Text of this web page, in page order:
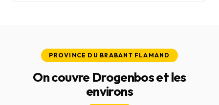
PROVINCE DU BRABANT FLAMAND
On couvre Drogenbos et les
environs